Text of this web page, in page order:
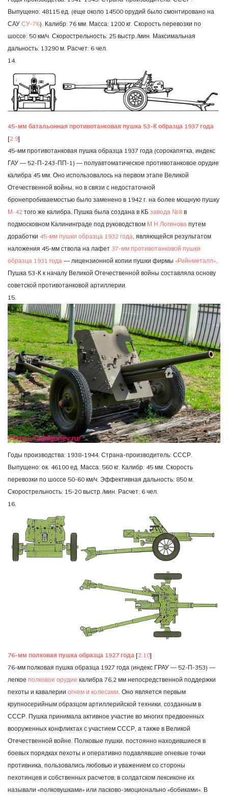
Выпущено: 48115 ед. (еще около 14500 орудий было смонтировано на
САУ СУ-76). Калибр: 76 мм. Масса: 1200 кг. Скорость перевозки по
шоссе: 50 км/ч. Скорострельность: 25 выстр./мин. Максимальная
дальность: 13290 м. Расчет: 6 чел.
14.
45-мм батальонная противотанковая пушка 53-К образца 1937 года
[2.9]
45-мм противотанковая пушка образца 1937 года (сорокапятка, индекс
ГАУ — 52-П-243-ПП-1) — полуавтоматическое противотанковое орудие
калибра 45 мм. Оно использовалось на первом этапе Великой
Отечественной войны, но в связи с недостаточной
бронепробиваемостью было заменено в 1942 г. на более мощную пушку
М-42 того же калибра. Пушка была создана в КБ завода №8 в
подмосковном Калининграде под руководством М.Н.Логинова путем
доработки 45-мм пушки образца 1932 года, являющейся результатом
наложения 45-мм ствола на лафет 37-мм противотанковой пушки
образца 1931 года — лицензионной копии пушки фирмы «Рейнметалл».
Пушка 53-К к началу Великой Отечественной войны составляла основу
советской противотанковой артиллерии.
15.
Годы производства: 1938-1944. Страна-производитель: СССР.
Выпущено: ок. 46100 ед. Масса: 560 кг. Калибр: 45 мм. Скорость
перевозки по шоссе 50-60 км/ч. Эффективная дальность: 850 м.
Скорострельность: 15-20 выстр./мин. Расчет: 6 чел.
16.
76-мм полковая пушка образца 1927 года [2.10]
76-мм полковая пушка образца 1927 года (индекс ГРАУ — 52-П-353) —
легкое полковое орудие калибра 76,2 мм непосредственной поддержки
пехоты и кавалерии огнем и колесами. Оно является первым
крупносерийным образцом артиллерийской техники, созданным в
СССР. Пушка принимала активное участие во многих предвоенных
вооруженных конфликтах с участием СССР, а также в Великой
Отечественной войне. Полковые пушки, постоянно находившиеся в
боевых порядках пехоты и оперативно подавлявшие огневые точки
противника, пользовались любовью и уважением со стороны
пехотинцев и собственных расчетов; в солдатском лексиконе их
называли «полковушками» или ласково-эмоционально «бобиками». В